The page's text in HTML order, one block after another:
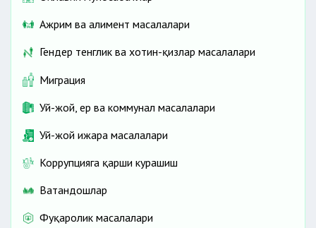
Ажрим ва алимент масалалари
Гендер тенглик ва хотин-қизлар масалалари
Миграция
Уй-жой, ер ва коммунал масалалари
Уй-жой ижара масалалари
Коррупцияга қарши курашиш
Ватандошлар
Фуқаролик масалалари